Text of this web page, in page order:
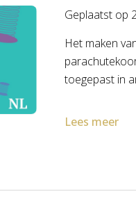
Geplaatst op
Het maken
toegepast in
Lees meer